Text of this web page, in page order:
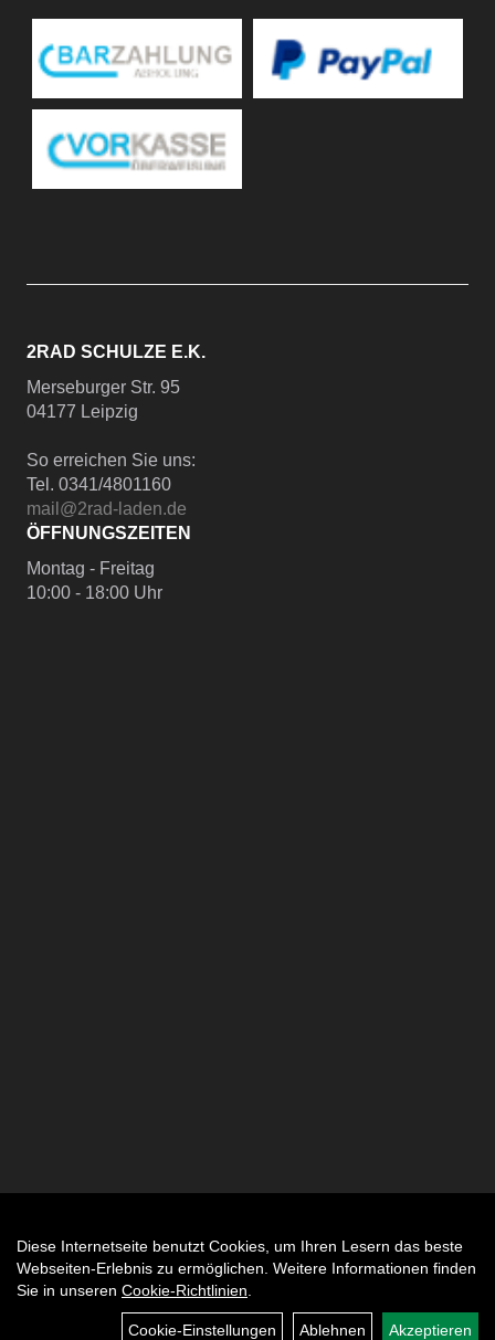
2RAD SCHULZE E.K.
Merseburger Str. 95
04177 Leipzig
So erreichen Sie uns:
Tel. 0341/4801160
mail@2rad-laden.de
ÖFFNUNGSZEITEN
Montag - Freitag
10:00 - 18:00 Uhr
Diese Internetseite benutzt Cookies, um Ihren Lesern das beste
Webseiten-Erlebnis zu ermöglichen. Weitere Informationen finden
Sie in unseren Cookie-Richtlinien
Cookie-Einstellungen Ablehnen Akzeptieren
Auftrag widerrufen